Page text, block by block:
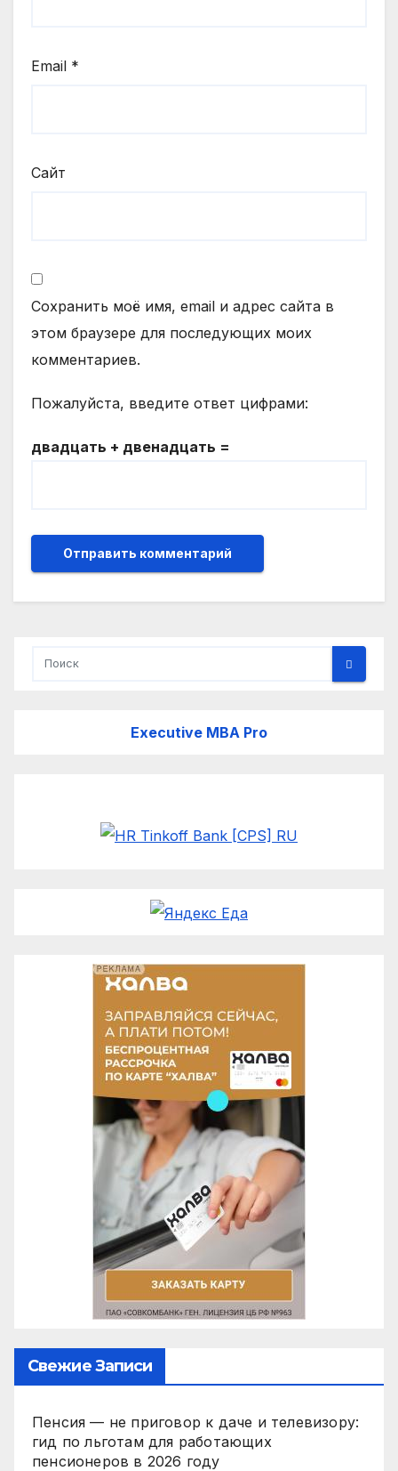
Email *
Сайт
Сохранить моё имя, email и адрес сайта в
этом браузере для последующих моих
комментариев.
Пожалуйста, введите ответ цифрами:
двадцать + двенадцать =
Executive MBA Pro
Свежие Записи
Пенсия — не приговор к даче и телевизору:
гид по льготам для работающих
пенсионеров в 2026 году